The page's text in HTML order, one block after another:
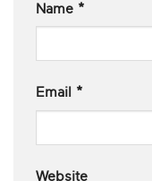
Name *
Email *
Website